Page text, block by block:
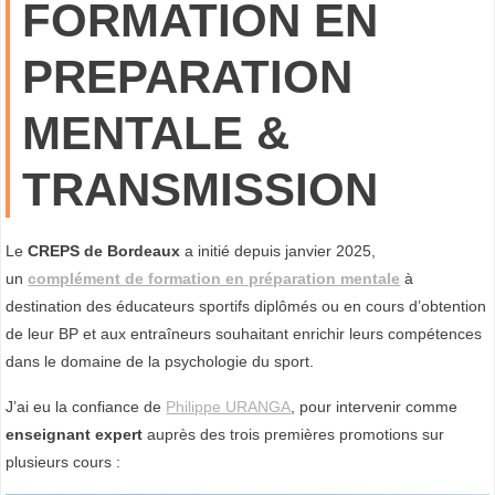
T
A
L
E
E
M
I
N
D
F
U
L
FORMATION EN
PREPARATION
MENTALE &
TRANSMISSION
LeCREPS de Bordeaux a initié depuis janvier 2025,
uncomplément de formation en préparation mentale à
destination des éducateurs sportifs diplômés ou en cours d’obtention
de leur BP et aux entraîneurs souhaitant enrichir leurs compétences
dans le domaine de la psychologie du sport.
J’ai eu la confiance de Philippe URANGA , pour intervenir comme
enseignant expertauprès des trois premières promotions sur
plusieurs cours :